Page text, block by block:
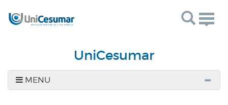
UniCesumar
MENU